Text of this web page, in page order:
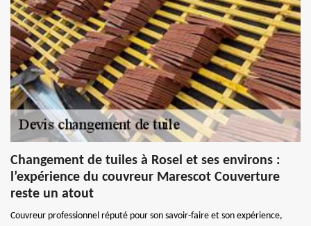
Changement de tuiles à Rosel et ses environs :
l’expérience du couvreur Marescot Couverture
reste un atout
Couvreur professionnel réputé pour son savoir-faire et son expérience,